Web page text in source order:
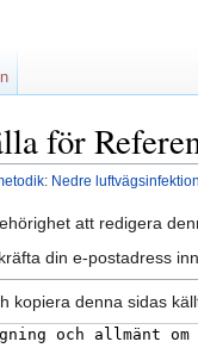
för
Nedre
att redigera
din e-postadress
kopiera denna sidas